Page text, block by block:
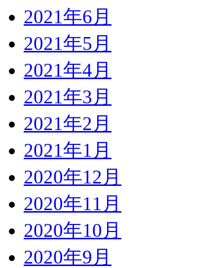
2021年6月
2021年5月
2021年4月
2021年3月
2021年2月
2021年1月
2020年12月
2020年11月
2020年10月
2020年9月